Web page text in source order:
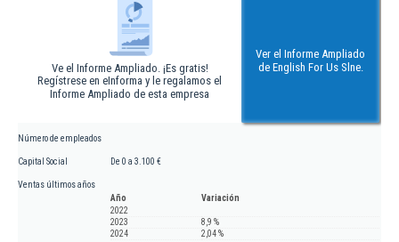
Ve el Informe Ampliado. ¡Es gratis!
Regístrese en eInforma y le regalamos el
Informe Ampliado de esta empresa
Ver el Informe Ampliado
de English For Us Slne.
Número de empleados
Capital Social De 0 a 3.100 €
Ventas últimos años
Año
Variación
2022
2023
8,9 %
2024
2,04 %